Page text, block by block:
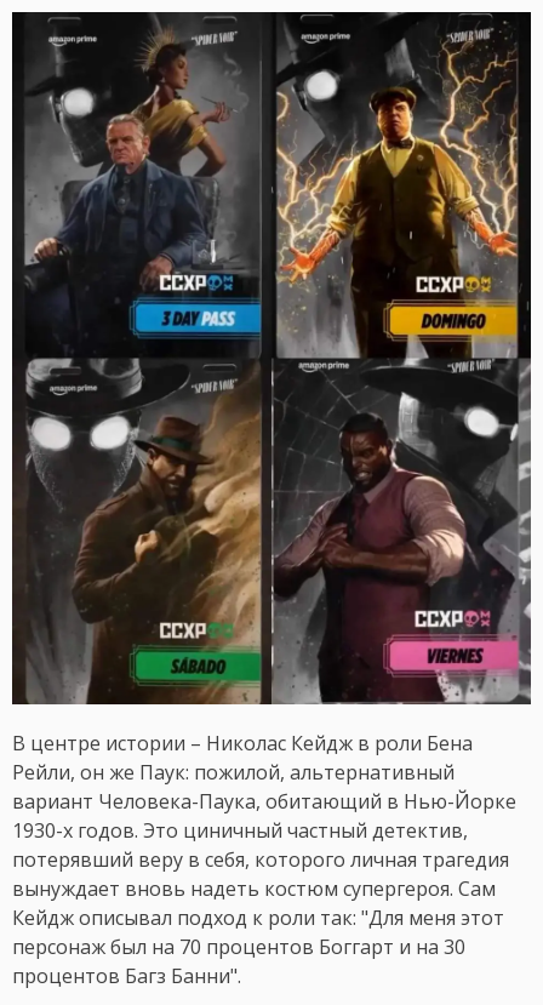
В центре истории – Николас Кейдж в роли Бена
Рейли, он же Паук: пожилой, альтернативный
вариант Человека-Паука, обитающий в Нью-Йорке
1930-х годов. Это циничный частный детектив,
потерявший веру в себя, которого личная трагедия
вынуждает вновь надеть костюм супергероя. Сам
Кейдж описывал подход к роли так: "Для меня этот
персонаж был на 70 процентов Боггарт и на 30
процентов Багз Банни".